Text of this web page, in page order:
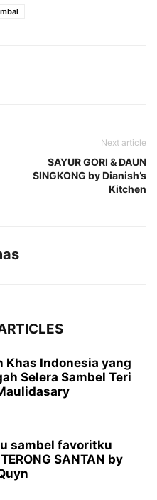
Next article
SAYUR GORI & DAUN
SINGKONG by Dianish’s
Kitchen
Khas Indonesia yang
Selera Sambel Teri
sambel favoritku
SANTAN by